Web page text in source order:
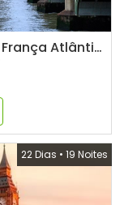
O Melhor da Inglaterra, Escócia e França Atlântica
22 Dias • 19 Noites